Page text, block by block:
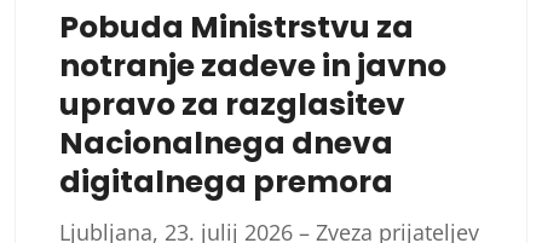
Pobuda Ministrstvu za
notranje zadeve in javno
upravo za razglasitev
Nacionalnega dneva
digitalnega premora
Ljubljana, 23. julij 2026 – Zveza prijateljev